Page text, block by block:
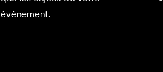
évènement.